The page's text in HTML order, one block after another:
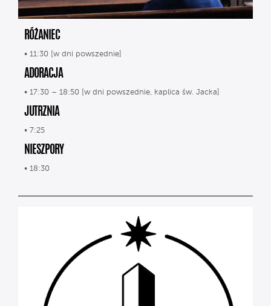
RÓŻANIEC
• 11:30 [w dni powszednie]
ADORACJA
• 17:30 – 18:50 [w dni powszednie, kaplica św. Jacka]
JUTRZNIA
• 7:25
NIESZPORY
• 18:30